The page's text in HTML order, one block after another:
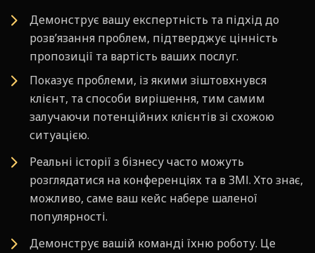
Демонструє вашу експертність та підхід до
розв’язання проблем, підтверджує цінність
пропозиції та вартість ваших послуг.
Показує проблеми, із якими зіштовхнувся
клієнт, та способи вирішення, тим самим
залучаючи потенційних клієнтів зі схожою
ситуацією.
Реальні історії з бізнесу часто можуть
розглядатися на конференціях та в ЗМІ. Хто знає,
можливо, саме ваш кейс набере шаленої
популярності.
Демонструє вашій команді їхню роботу. Це